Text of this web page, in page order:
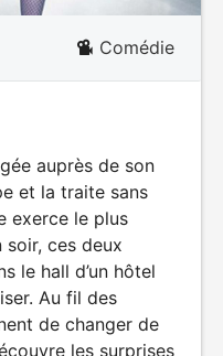
Comédie
auprès de son
et la traite sans
exerce le plus
ces deux
le hall d’un hôtel
Au fil des
de changer de
les surprises